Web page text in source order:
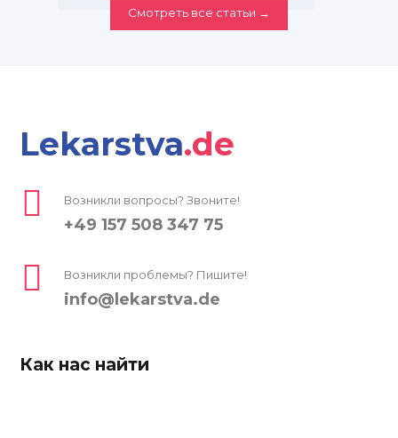
Смотреть все статьи →
Lekarstva.de
Возникли вопросы? Звоните!
+49 157 508 347 75
Возникли проблемы? Пишите!
info@lekarstva.de
Как нас найти